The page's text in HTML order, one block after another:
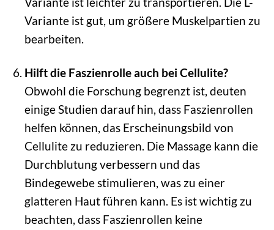
Variante ist gut, um größere Muskelpartien zu
bearbeiten.
Hilft die Faszienrolle auch bei Cellulite?
Obwohl die Forschung begrenzt ist, deuten
einige Studien darauf hin, dass Faszienrollen
helfen können, das Erscheinungsbild von
Cellulite zu reduzieren. Die Massage kann die
Durchblutung verbessern und das
Bindegewebe stimulieren, was zu einer
glatteren Haut führen kann. Es ist wichtig zu
beachten, dass Faszienrollen keine